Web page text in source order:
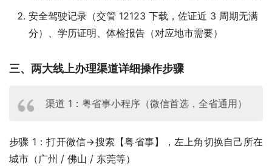
安全驾驶记录（交管 12123 下载，佐证近 3 周期无满
分）、学历证明、体检报告（对应地市需要）
三、两大线上办理渠道详细操作步骤
渠道 1：粤省事小程序（微信首选，全省通用）
步骤 1：打开微信→搜索【粤省事】，左上角切换自己所在
城市（广州 / 佛山 / 东莞等）